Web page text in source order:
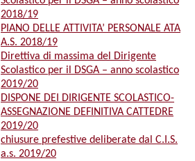
2018/19
PIANO DELLE ATTIVITA’ PERSONALE ATA
A.S. 2018/19
Direttiva di massima del Dirigente
Scolastico per il DSGA – anno scolastico
2019/20
DISPONE DEI DIRIGENTE SCOLASTICO-
ASSEGNAZIONE DEFINITIVA CATTEDRE
2019/20
chiusure prefestive deliberate dal C.I.S.
a.s. 2019/20